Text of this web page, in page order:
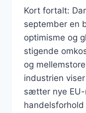
Kort fortalt:
september en
optimisme og
stigende
og
industrien
sætter nye